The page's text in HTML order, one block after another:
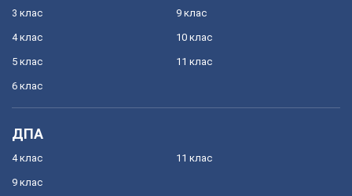
3 клас
4 клас
5 клас
6 клас
9 клас
10 клас
11 клас
ДПА
4 клас
9 клас
11 клас